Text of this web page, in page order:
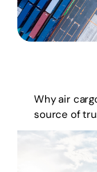
Why air
source of